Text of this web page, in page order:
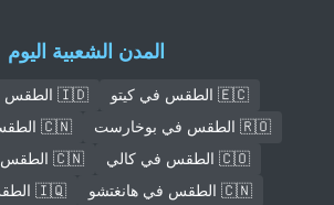
المدن الشعبية اليوم
🇪🇨 الطقس في كيتو
🇮🇩 الطقس في باليمبانج
🇷🇴 الطقس في بوخارست
🇨🇳 الطقس في تشنغتشو
🇨🇴 الطقس في كالي
🇨🇳 الطقس في نانتشانغ
🇨🇳 الطقس في هانغتشو
🇮🇶 الطقس في بغداد